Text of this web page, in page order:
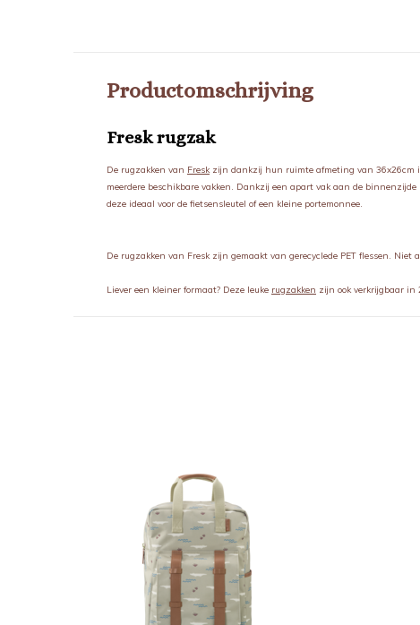
Productomschrijving
Fresk rugzak
De rugzakken van Freskzijn dankzij hun ruimte afmeting van 36x26cm
meerdere beschikbare vakken. Dankzij een apart vak aan de binnenzijde
deze ideaal voor de fietsensleutel of een kleine portemonnee.
De rugzakken van Fresk zijn gemaakt van gerecyclede PET flessen. Niet
Liever een kleiner formaat? Deze leuke rugzakken zijn ook verkrijgbaar in